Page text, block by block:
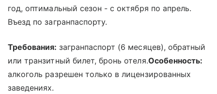
год, оптимальный сезон - с октября по апрель.
Въезд по загранпаспорту.
Требования: загранпаспорт (6 месяцев), обратный
или транзитный билет, бронь отеля.Особенность:
алкоголь разрешен только в лицензированных
заведениях.